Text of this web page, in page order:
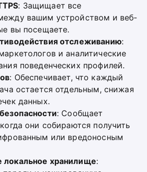
: Защищает все
вашим устройством и веб-
вы посещаете.
отслеживанию:
и аналитические
поведенческих профилей.
: Обеспечивает, что каждый
остается отдельным, снижая
данных.
: Сообщает
они собираются получить
или вредоносным
хранилище: